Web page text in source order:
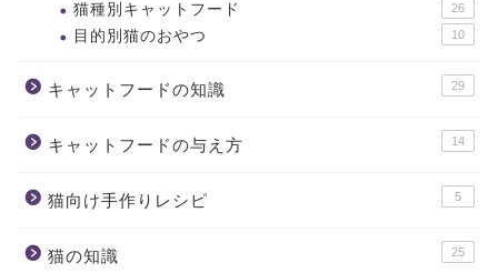
猫種別キャットフード 26
目的別猫のおやつ 10
キャットフードの知識 29
キャットフードの与え方 14
猫向け手作りレシピ 5
猫の知識 25